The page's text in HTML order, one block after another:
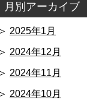
月別アーカイブ
2025年1月
2024年12月
2024年11月
2024年10月